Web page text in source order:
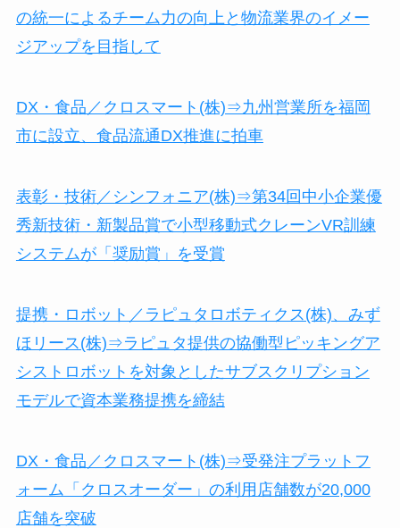
の統一によるチーム力の向上と物流業界のイメー
ジアップを目指して
DX・食品／クロスマート(株)⇒九州営業所を福岡
市に設立、食品流通DX推進に拍車
表彰・技術／シンフォニア(株)⇒第34回中小企業優
秀新技術・新製品賞で小型移動式クレーンVR訓練
システムが「奨励賞」を受賞
提携・ロボット／ラピュタロボティクス(株)、みず
ほリース(株)⇒ラピュタ提供の協働型ピッキングア
シストロボットを対象としたサブスクリプション
モデルで資本業務提携を締結
DX・食品／クロスマート(株)⇒受発注プラットフ
ォーム「クロスオーダー」の利用店舗数が20,000
店舗を突破